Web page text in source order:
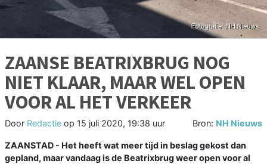
ZAANSE BEATRIXBRUG NOG
NIET KLAAR, MAAR WEL OPEN
VOOR AL HET VERKEER
Door Redactie op 15 juli 2020, 19:38 uur Bron: NH Nieuws
ZAANSTAD - Het heeft wat meer tijd in beslag gekost dan
gepland, maar vandaag is de Beatrixbrug weer open voor al